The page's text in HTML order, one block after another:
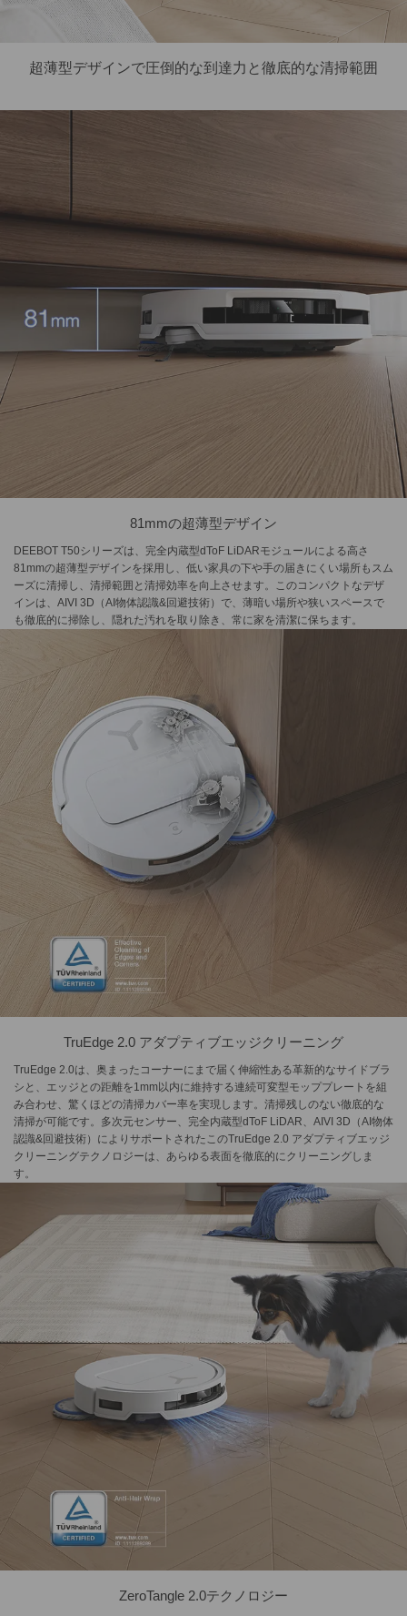
超薄型デザインで圧倒的な到達力と徹底的な清掃範囲
81mmの超薄型デザイン
DEEBOT T50シリーズは、完全内蔵型dToF LiDARモジュールによる高さ
81mmの超薄型デザインを採用し、低い家具の下や手の届きにくい場所もスム
ーズに清掃し、清掃範囲と清掃効率を向上させます。このコンパクトなデザ
インは、AIVI 3D（AI物体認識&回避技術）で、薄暗い場所や狭いスペースで
も徹底的に掃除し、隠れた汚れを取り除き、常に家を清潔に保ちます。
TruEdge 2.0 アダプティブエッジクリーニング
TruEdge 2.0は、奥まったコーナーにまで届く伸縮性ある革新的なサイドブラ
シと、エッジとの距離を1mm以内に維持する連続可変型モッププレートを組
み合わせ、驚くほどの清掃カバー率を実現します。清掃残しのない徹底的な
清掃が可能です。多次元センサー、完全内蔵型dToF LiDAR、AIVI 3D（AI物体
認識&回避技術）によりサポートされたこのTruEdge 2.0 アダプティブエッジ
クリーニングテクノロジーは、あらゆる表面を徹底的にクリーニングしま
す。
ZeroTangle 2.0テクノロジー